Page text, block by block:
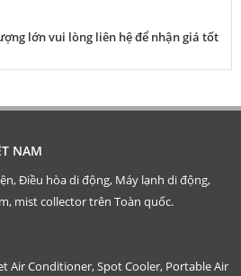
lớn vui lòng liên hệ để nhận giá tốt
NAM
Điều hòa di động, Máy lạnh di động,
mist collector trên Toàn quốc.
Air Conditioner, Spot Cooler, Portable Air